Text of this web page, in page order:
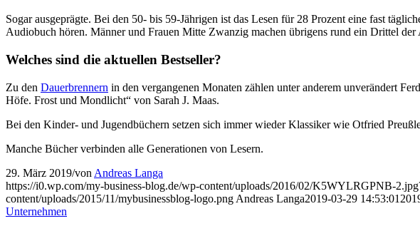
Sogar ausgeprägte. Bei den 50- bis 59-Jährigen ist das Lesen für 28 Prozent eine fast
Audiobuch hören. Männer und Frauen Mitte Zwanzig machen übrigens rund ein Drittel der
Welches sind die aktuellen Bestseller?
Zu den Dauerbrennern in den vergangenen Monaten zählen unter anderem unverändert
Höfe. Frost und Mondlicht“ von Sarah J. Maas.
Bei den Kinder- und Jugendbüchern setzen sich immer wieder Klassiker wie Otfried
Manche Bücher verbinden alle Generationen von Lesern.
29. März 2019/von Andreas Langa
https://i0.wp.com/my-business-blog.de/wp-content/uploads/2016/02/K5WYLRGPNB-
content/uploads/2015/11/mybusinessblog-logo.png Andreas Langa2019-03-29 14:53:01
Unternehmen